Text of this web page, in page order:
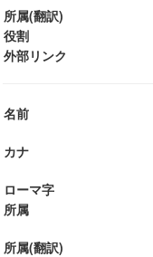
所属(翻訳)
役割
外部リンク
名前
カナ
ローマ字
所属
所属(翻訳)